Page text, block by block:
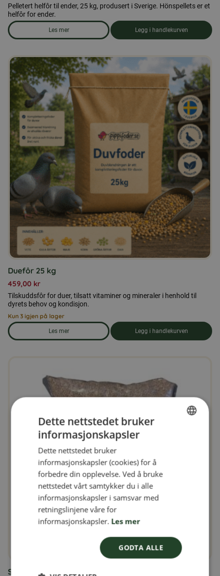
Pelletert helfôr til ender, 25 kg, produsert i Sverige. Hönspellets er et
helfôr for ender.
Les mer
om produkten Andefôr, pellets 25 kg
Legg i handlekurven
Duefôr 25 kg
459,00 kr
Tilskuddsfôr for duer, tilsatt vitaminer og mineraler i henhold til
dyrets behov og kondisjon.
Kun 3 igjen på lager
Les mer
om produkten Duefôr 25 kg
Legg i handlekurven
Solsikkekjerner 5 kg
Dette nettstedet bruker
informasjonskapsler
Dette nettstedet bruker
informasjonskapsler (cookies) for å
forbedre din opplevelse. Ved å bruke
nettstedet vårt samtykker du i alle
informasjonskapsler i samsvar med
retningslinjene våre for
informasjonskapsler. Les mer
GODTA ALLE